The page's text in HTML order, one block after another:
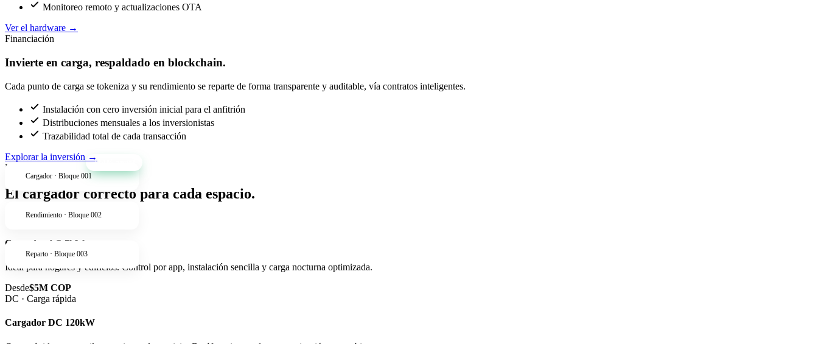
Monitoreo remoto y actualizaciones OTA
Ver el hardware →
Financiación
Invierte en carga, respaldado en blockchain.
Cada punto de carga se tokeniza y su rendimiento se reparte de forma transparente y auditable, vía contratos inteligentes.
Instalación con cero inversión inicial para el anfitrión
Distribuciones mensuales a los inversionistas
Trazabilidad total de cada transacción
Explorar la inversión →
+34% anual
Cargador · Bloque 001
Rendimiento · Bloque 002
Reparto · Bloque 003
Productos
El cargador correcto para cada espacio.
AC · Residencial
Cargador AC 7kW
Ideal para hogares y edificios. Control por app, instalación sencilla y carga nocturna optimizada.
Desde$5M COP
DC · Carga rápida
Cargador DC 120kW